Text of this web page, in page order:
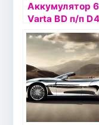
Аккумулятор
Varta BD п/п
(560 411)